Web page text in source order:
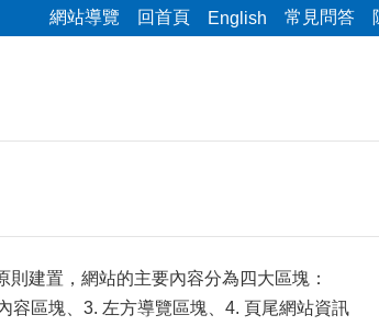
網站導覽 回首頁 English 常見問答
則建置，網站的主要內容分為四大區塊：
容區塊、3. 左方導覽區塊、4. 頁尾網站資訊